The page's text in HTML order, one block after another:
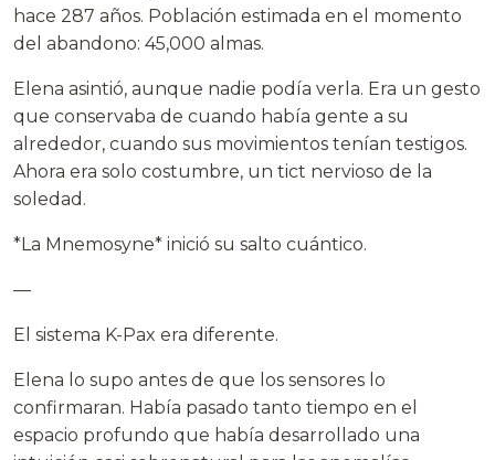
hace 287 años. Población estimada en el momento
del abandono: 45,000 almas.
Elena asintió, aunque nadie podía verla. Era un gesto
que conservaba de cuando había gente a su
alrededor, cuando sus movimientos tenían testigos.
Ahora era solo costumbre, un tict nervioso de la
soledad.
*La Mnemosyne* inició su salto cuántico.
—
El sistema K-Pax era diferente.
Elena lo supo antes de que los sensores lo
confirmaran. Había pasado tanto tiempo en el
espacio profundo que había desarrollado una